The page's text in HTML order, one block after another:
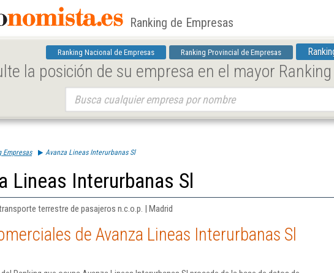
Ranking de Empresas
Ranking Nacional de Empresas Ranking Provincial de Empresas
la posición de su empresa en el mayor
Empresas Avanza Lineas Interurbanas Sl
Lineas Interurbanas Sl
terrestre de pasajeros n.c.o.p. | Madrid
de Avanza Lineas Interurbanas Sl